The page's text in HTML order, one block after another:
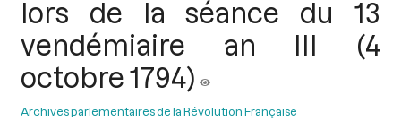
lors de la séance du 13
vendémiaire an III (4
octobre 1794)
Archives parlementaires de la Révolution Française